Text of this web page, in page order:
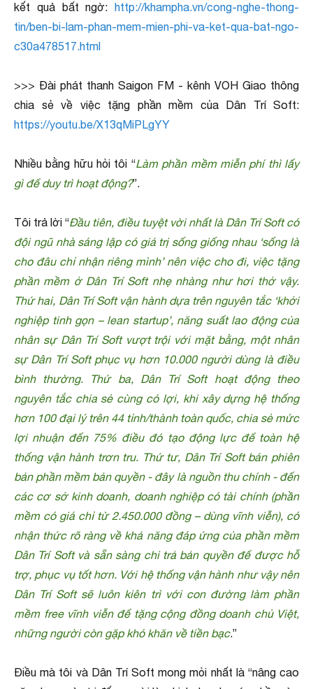
kết quả bất ngờ: http://khampha.vn/cong-nghe-thong-
tin/ben-bi-lam-phan-mem-mien-phi-va-ket-qua-bat-ngo-
c30a478517.html
>>> Đài phát thanh Saigon FM - kênh VOH Giao thông
chia sẻ về việc tặng phần mềm của Dân Trí Soft:
https://youtu.be/X13qMiPLgYY
Nhiều bằng hữu hỏi tôi “Làm phần mềm miễn phí thì lấy
gì để duy trì hoạt động?”.
Tôi trả lời “Đầu tiên, điều tuyệt vời nhất là Dân Trí Soft có
đội ngũ nhà sáng lập có giá trị sống giống nhau ‘sống là
cho đâu chỉ nhận riêng mình’ nên việc cho đi, việc tặng
phần mềm ở Dân Trí Soft nhẹ nhàng như hơi thở vậy.
Thứ hai, Dân Trí Soft vận hành dựa trên nguyên tắc ‘khởi
nghiệp tinh gọn – lean startup’, năng suất lao động của
nhân sự Dân Trí Soft vượt trội với mặt bằng, một nhân
sự Dân Trí Soft phục vụ hơn 10.000 người dùng là điều
bình thường. Thứ ba, Dân Trí Soft hoạt động theo
nguyên tắc chia sẻ cùng có lợi, khi xây dựng hệ thống
hơn 100 đại lý trên 44 tỉnh/thành toàn quốc, chia sẻ mức
lợi nhuận đến 75% điều đó tạo động lực để toàn hệ
thống vận hành trơn tru. Thứ tư, Dân Trí Soft bán phiên
bản phần mềm bản quyền - đây là nguồn thu chính - đến
các cơ sở kinh doanh, doanh nghiệp có tài chính (phần
mềm có giá chỉ từ 2.450.000 đồng – dùng vĩnh viễn), có
nhận thức rõ ràng về khả năng đáp ứng của phần mềm
Dân Trí Soft và sẵn sàng chi trả bản quyền để được hỗ
trợ, phục vụ tốt hơn. Với hệ thống vận hành như vậy nên
Dân Trí Soft sẽ luôn kiên trì với con đường làm phần
mềm free vĩnh viễn để tặng cộng đồng doanh chủ Việt,
những người còn gặp khó khăn về tiền bạc.”
Điều mà tôi và Dân Trí Soft mong mỏi nhất là “nâng cao